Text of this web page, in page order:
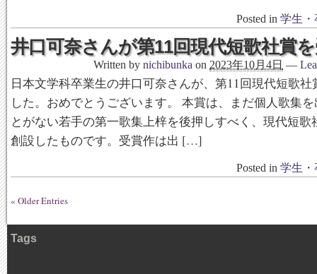
Posted in 学生・
井口可奈さんが第11回現代短歌社賞
Written by nichibunka on 2023年10月4日 —
日本文学科卒業生の井口可奈さんが、第11回現代短歌社
した。おめでとうございます。 本賞は、まだ個人歌集
とがない若手の第一歌集上梓を後押しすべく、現代短歌
創設したものです。受賞作は出 […]
Posted in 学生・
« Older Entries
Tags